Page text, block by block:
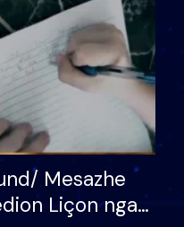
Mesazhe
Liçon nga